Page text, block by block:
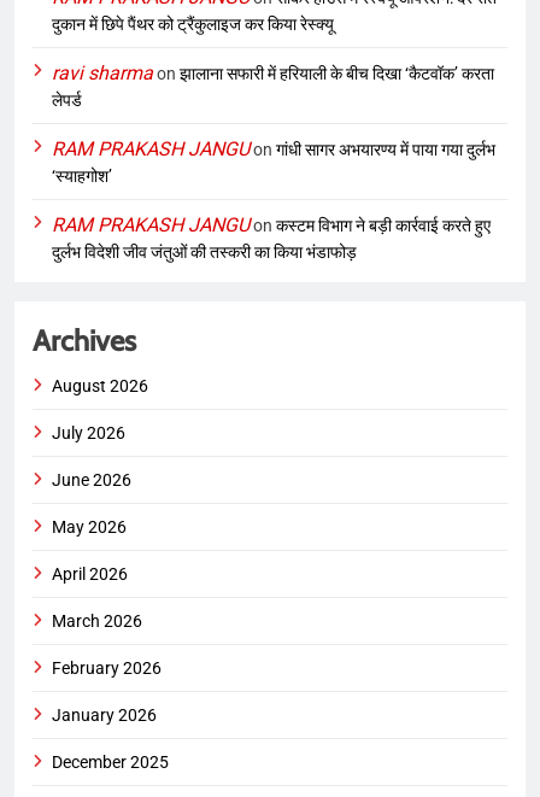
दुकान में छिपे पैंथर को ट्रैंकुलाइज कर किया रेस्क्यू
ravi sharmaon झालाना सफारी में हरियाली के बीच दिखा ‘कैटवॉक’ करता
लेपर्ड
RAM PRAKASH JANGUon गांधी सागर अभयारण्य में पाया गया दुर्लभ
‘स्याहगोश’
RAM PRAKASH JANGUon कस्टम विभाग ने बड़ी कार्रवाई करते हुए
दुर्लभ विदेशी जीव जंतुओं की तस्करी का किया भंडाफोड़
Archives
August 2026
July 2026
June 2026
May 2026
April 2026
March 2026
February 2026
January 2026
December 2025